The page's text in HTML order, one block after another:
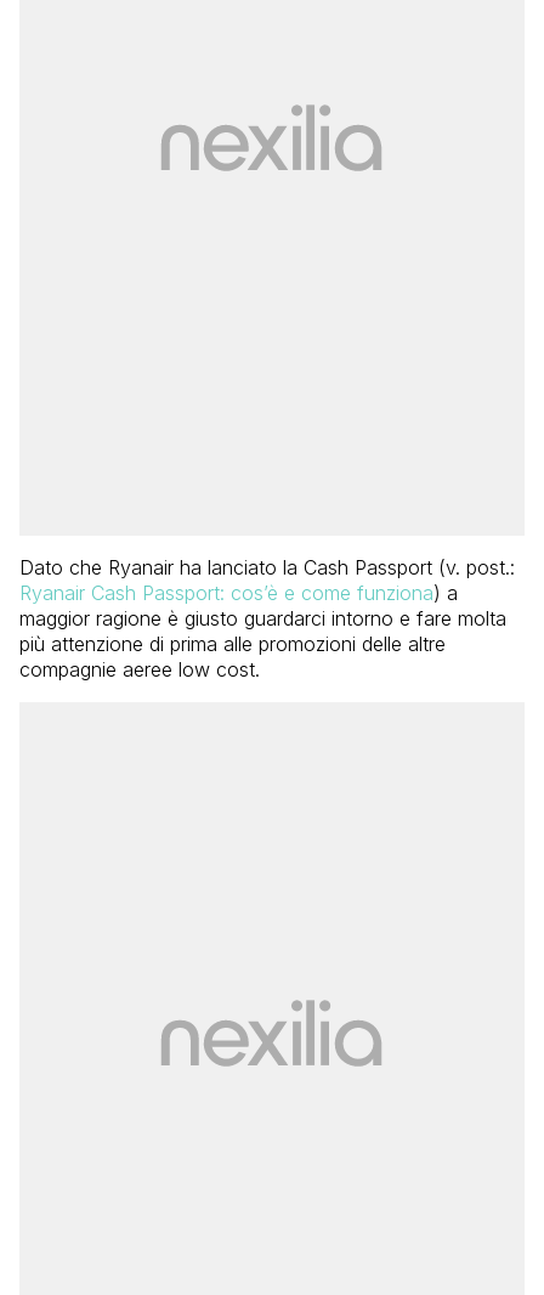
Dato che Ryanair ha lanciato la Cash Passport (v. post.:
Ryanair Cash Passport: cos’è e come funziona) a
maggior ragione è giusto guardarci intorno e fare molta
più attenzione di prima alle promozioni delle altre
compagnie aeree low cost.